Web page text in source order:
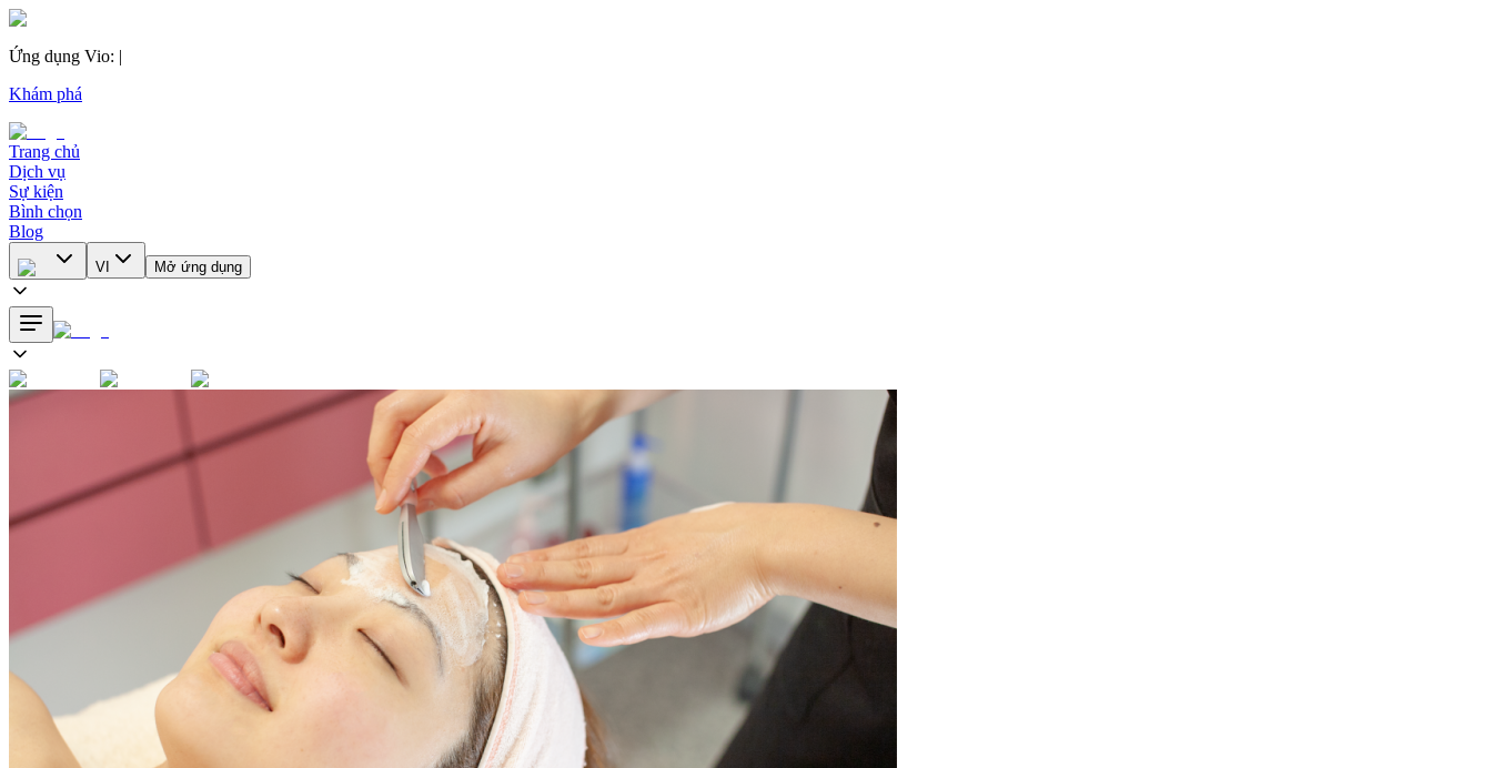
Ứng dụng Vio: |
Khám phá
Trang chủ
Dịch vụ
Sự kiện
Bình chọn
Blog
VI Mở ứng dụng